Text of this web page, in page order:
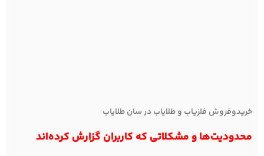
خریدوفروش فلزیاب و طلایاب در سان طلایاب
محدودیت‌ها و مشکلاتی که کاربران گزارش کرده‌اند